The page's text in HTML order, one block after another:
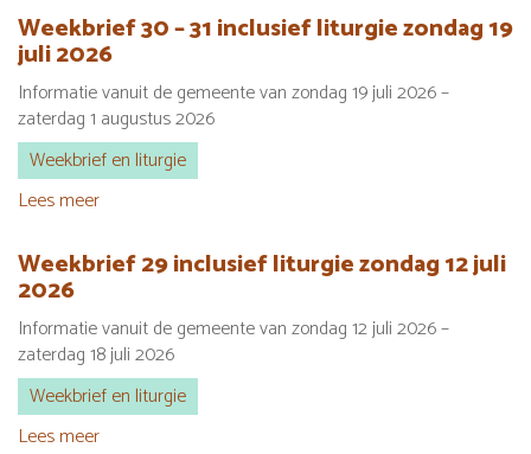
32-
33
inclusief
liturgie
zondag
2
augustus
Weekbrief 30 – 31 inclusief liturgie zondag 19
juli 2026
Informatie vanuit de gemeente van zondag 19 juli 2026 –
zaterdag 1 augustus 2026
Weekbrief en liturgie
Lees meer
30
–
inclusief
liturgie
zondag
19
Weekbrief 29 inclusief liturgie zondag 12 juli
2026
Informatie vanuit de gemeente van zondag 12 juli 2026 –
zaterdag 18 juli 2026
Weekbrief en liturgie
Lees meer